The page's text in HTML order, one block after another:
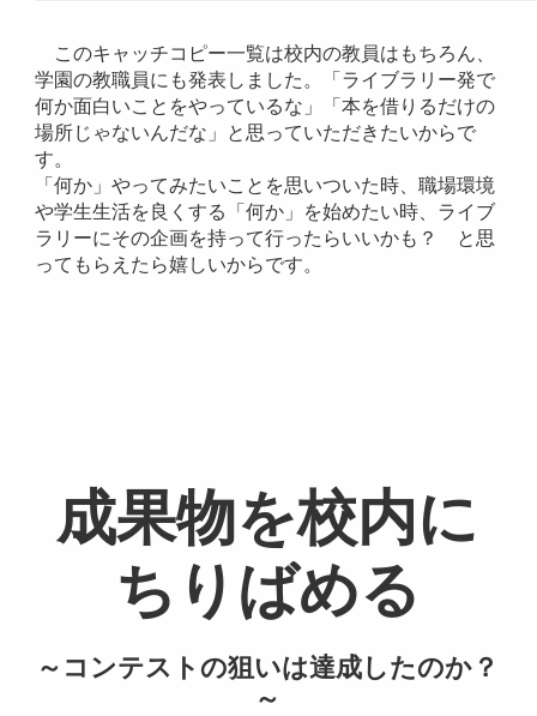
このキャッチコピー一覧は校内の教員はもちろん、
学園の教職員にも発表しました。「ライブラリー発で
何か面白いことをやっているな」「本を借りるだけの
場所じゃないんだな」と思っていただきたいからで
す。
「何か」やってみたいことを思いついた時、職場環境
や学生生活を良くする「何か」を始めたい時、ライブ
ラリーにその企画を持って行ったらいいかも？ と思
ってもらえたら嬉しいからです。
成果物を校内に
ちりばめる
～コンテストの狙いは達成したのか？
～